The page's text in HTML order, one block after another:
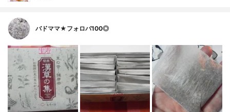
バドママ★フォロバ100◎